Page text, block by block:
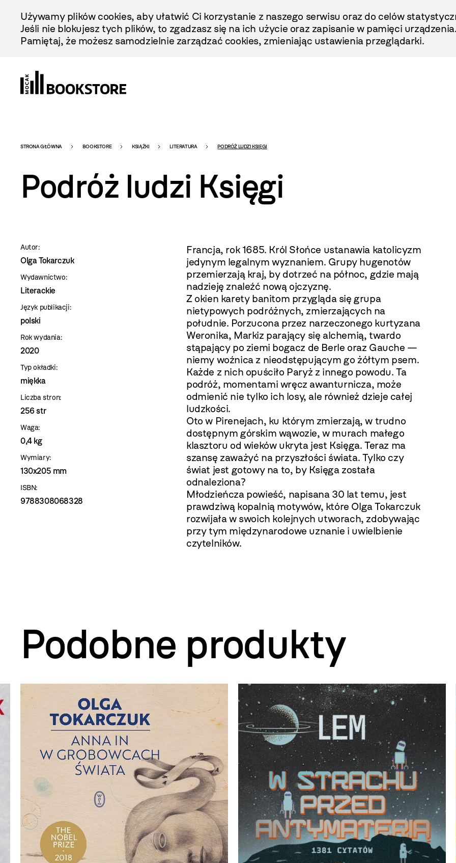
Treści
Używamy plików cookies, aby ułatwić Ci korzystanie z naszego serwisu oraz do celów
Jeśli nie blokujesz tych plików, to zgadzasz się na ich użycie oraz zapisanie w pamięci urządzenia.
Pamiętaj, że możesz samodzielnie zarządzać cookies, zmieniając ustawienia przeglądarki.
Bookstore
-
szablon
szczegóły
STRONA GŁÓWNA BOOKSTORE KSIĄŻKI LITERATURA PODRÓŻ LUDZI KSIĘGI
Podróż ludzi Księgi
Autor:
Olga Tokarczuk
Wydawnictwo:
Literackie
Język publikacji:
polski
Rok wydania:
2020
Typ okładki:
miękka
Liczba stron:
256 str
Waga:
0,4 kg
Wymiary:
130x205 mm
ISBN:
9788308068328
Francja, rok 1685. Król Słońce ustanawia katolicyzm
jedynym legalnym wyznaniem. Grupy hugenotów
przemierzają kraj, by dotrzeć na północ, gdzie mają
nadzieję znaleźć nową ojczyznę.
Z okien karety banitom przygląda się grupa
nietypowych podróżnych, zmierzających na
południe. Porzucona przez narzeczonego kurtyzana
Weronika, Markiz parający się alchemią, twardo
stąpający po ziemi bogacz de Berle oraz Gauche —
niemy woźnica z nieodstępującym go żółtym psem.
Każde z nich opuściło Paryż z innego powodu. Ta
podróż, momentami wręcz awanturnicza, może
odmienić nie tylko ich losy, ale również dzieje całej
ludzkości.
Oto w Pirenejach, ku którym zmierzają, w trudno
dostępnym górskim wąwozie, w murach małego
klasztoru od wieków ukryta jest Księga. Teraz ma
szansę zaważyć na przyszłości świata. Tylko czy
świat jest gotowy na to, by Księga została
odnaleziona?
Młodzieńcza powieść, napisana 30 lat temu, jest
prawdziwą kopalnią motywów, które Olga Tokarczuk
rozwijała w swoich kolejnych utworach, zdobywając
przy tym międzynarodowe uznanie i uwielbienie
czytelników.
Podobne produkty